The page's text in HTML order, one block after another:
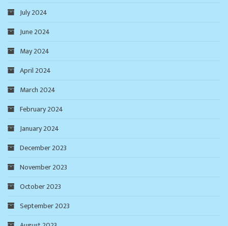
July 2024
June 2024
May 2024
April 2024
March 2024
February 2024
January 2024
December 2023
November 2023
October 2023
September 2023